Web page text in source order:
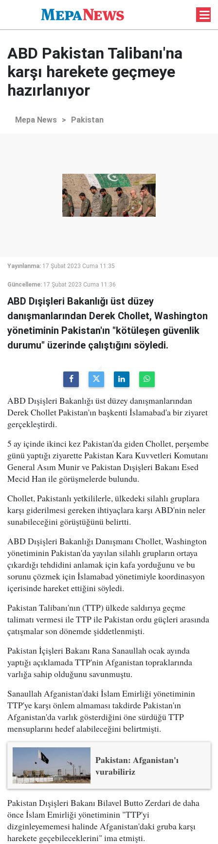
ABD Pakistan Talibanı'na
karşı harekete geçmeye
hazırlanıyor
Mepa News > Pakistan
Yayınlanma: 17 Şubat 2023 Cuma 11:35
Güncelleme: 17 Şubat 2023 Cuma 11:36
ABD Dışişleri Bakanlığı üst düzey
danışmanlarından Derek Chollet, Washington
yönetiminin Pakistan'ın "kötüleşen güvenlik
durumu" üzerinde çalıştığını söyledi.
ABD Dışişleri Bakanlığı üst düzey danışmanlarından
Derek Chollet Pakistan'ın başkenti İslamabad'a bir ziyaret
gerçekleştirdi.
5 ay içinde ikinci kez Pakistan'da giden Chollet, perşembe
günü yaptığı ziyarette Pakistan Kara Kuvvetleri Komutanı
General Asım Munir ve Pakistan Dışişleri Bakanı Esed
Mecid Han ile görüşmelerde bulundu.
Chollet, Pakistanlı yetkililerle, ülkedeki silahlı gruplara
karşı giderilmesi gereken ihtiyaçlara karşı ABD'nin neler
sunabileceğini görüştüğünü belirtti.
ABD Dışişleri Bakanlığı Danışmanı Chollet, Washington
yönetiminin Pakistan'da yayılan silahlı grupların ortaya
çıkardığı tehdidini anlamak için kafa yorduğunu ve bu
sorunu çözmek için İslamabad yönetimiyle koordinasyon
içerisinde hareket ettiğini söyledi.
Pakistan Talibanı'nın (TTP) ülkede saldırıya geçme
talimatı vermesi ile TTP ile Pakistan ordu güçleri arasında
çatışmalar son dönemde şiddetlenmişti.
Pakistan İçişleri Bakanı Rana Sanaullah ocak ayında
yaptığı açıklamada TTP'nin Afganistan topraklarında
varlığa sahip olduğunu savunmuştu.
Sanaullah Afganistan'daki İslam Emirliği yönetiminin
TTP'ye karşı önlem almaması takdirde Pakistan'ın
Afganistan'da varlık gösterdiğini öne sürdüğü TTP
mensuplarını hedef alabileceğini belirtmişti.
Pakistan: Afganistan'ı
vurabiliriz
Pakistan Dışişleri Bakanı Bilavel Butto Zerdari de daha
önce İslam Emirliği yönetiminin "TTP'yi
dizginleyememesi halinde Afganistan'daki gruba karşı
harekete geçebileceklerini" ima etmişti.